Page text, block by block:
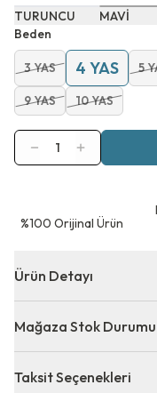
TURUNCU
MAVİ
Beden
3 YAS 4 YAS 5
9 YAS 10 YAS
1
⁠%100 Orijinal Ürün
Ürün Detayı
Mağaza Stok Durumu
Taksit Seçenekleri